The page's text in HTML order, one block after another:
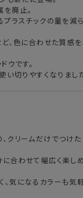
5〜8日
す。
廃止。
ラスチックの量を減
、色に合わせた質感
ウです。
い切りやすくなりまし
クリームだけでつけた
合わせて幅広く楽しめ
、気になるカラーも気